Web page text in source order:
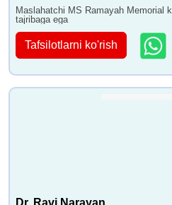
Maslahatchi MS Ramayah Memorial
tajribaga ega
Tafsilotlarni ko'rish
Dr. Ravi Narayan